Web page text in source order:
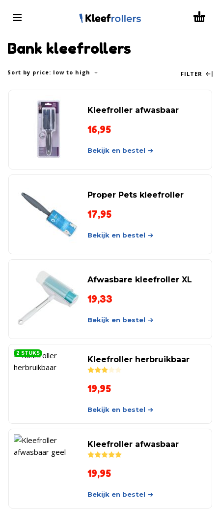
Bank kleefrollers
Sort by price: low to high FILTER
Kleefroller afwasbaar
16,95
Bekijk en bestel
Proper Pets kleefroller
17,95
Bekijk en bestel
Afwasbare kleefroller XL
19,33
Bekijk en bestel
2 STUKS
Kleefroller herbruikbaar
Rated
19,95
Bekijk en bestel
Kleefroller afwasbaar
Rated
19,95
Bekijk en bestel